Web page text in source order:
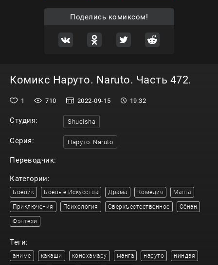
Поделись комиксом!
Комикс Наруто. Naruto. Часть 472.
1 710 2022-09-15 19:32
Студия: Shueisha
Серия: Наруто. Naruto
Переводчик:
Категории:
Боевик Боевые Искусства Драма Комедия Манга
Приключения Психология Сверхъестественное Сёнэн
Фэнтези
Теги:
аниме какаши конохамару манга наруто ниндзя